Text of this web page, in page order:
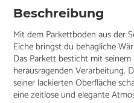
Beschreibung
Mit dem Parkettboden aus der
Eiche bringst du behagliche
Das Parkett besticht mit
herausragenden Verarbeitung.
seiner lackierten Oberfläche
eine zeitlose und elegante